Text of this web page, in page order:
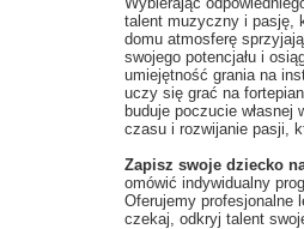
talent muzyczny i pasję,
domu atmosferę
swojego potencjału i
umiejętność grania na
uczy się grać na
buduje poczucie
czasu i rozwijanie pasji,
Zapisz swoje dziecko
omówić indywidualny
Oferujemy profesjonalne
czekaj, odkryj talent